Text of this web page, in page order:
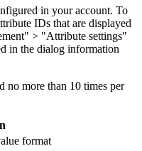
in your account. To
IDs that are displayed
> "Attribute settings"
in the dialog information
no more than 10 times per
format